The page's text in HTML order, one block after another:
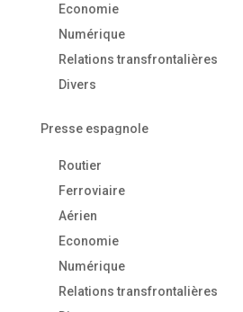
Economie
Numérique
Relations transfrontalières
Divers
Presse espagnole
Routier
Ferroviaire
Aérien
Economie
Numérique
Relations transfrontalières